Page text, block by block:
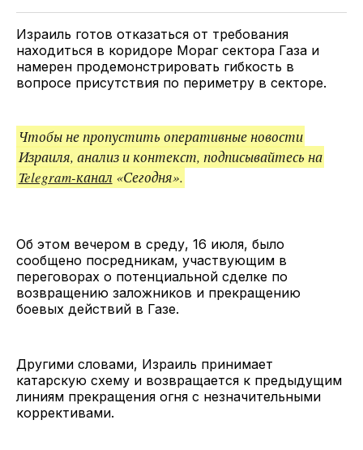
TwitterFacebookTelegramподелитесь
Израиль готов отказаться от требования
находиться в коридоре Мораг сектора Газа и
намерен продемонстрировать гибкость в
вопросе присутствия по периметру в секторе.
Чтобы не пропустить оперативные новости
Израиля, анализ и контекст, подписывайтесь на
Telegram-канал «Сегодня».
Об этом вечером в среду, 16 июля, было
сообщено посредникам, участвующим в
переговорах о потенциальной сделке по
возвращению заложников и прекращению
боевых действий в Газе.
Другими словами, Израиль принимает
катарскую схему и возвращается к предыдущим
линиям прекращения огня с незначительными
коррективами.